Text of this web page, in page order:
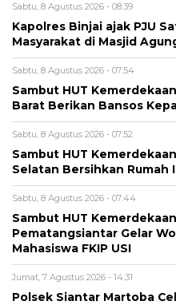
Sabtu, 8 Agustus 2026 - 08:39
Kapolres Binjai ajak PJU
Masyarakat di Masjid
Sabtu, 8 Agustus 2026 - 07:54
Sambut HUT
Barat Berikan Bansos
Sabtu, 8 Agustus 2026 - 07:52
Sambut HUT
Selatan Bersihkan Rumah
Sabtu, 8 Agustus 2026 - 07:44
Sambut HUT
Pematangsiantar Gelar
Mahasiswa FKIP USI
Jumat, 7 Agustus 2026 - 14:31
Polsek Siantar Martoba